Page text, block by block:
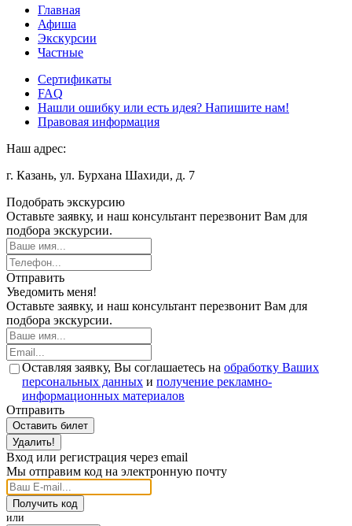
Главная
Афиша
Экскурсии
Частные
Сертификаты
FAQ
Нашли ошибку или есть идея? Напишите нам!
Правовая информация
Наш адрес:
г. Казань, ул. Бурхана Шахиди, д. 7
Подобрать экскурсию
Оставьте заявку, и наш консультант перезвонит Вам для
подбора экскурсии.
Отправить
Уведомить меня!
Оставьте заявку, и наш консультант перезвонит Вам для
подбора экскурсии.
Оставляя заявку, Вы соглашаетесь на обработку Ваших
персональных данных и получение рекламно-
информационных материалов
Отправить
Оставить билет
Удалить!
Вход или регистрация через email
Мы отправим код на электронную почту
Получить код
или